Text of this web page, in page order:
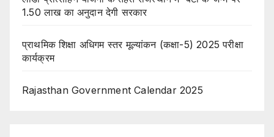
1.50 लाख का अनुदान देगी सरकार
प्राथमिक शिक्षा अधिगम स्तर मूल्यांकन (कक्षा-5) 2025 परीक्षा
कार्यक्रम
Rajasthan Government Calendar 2025